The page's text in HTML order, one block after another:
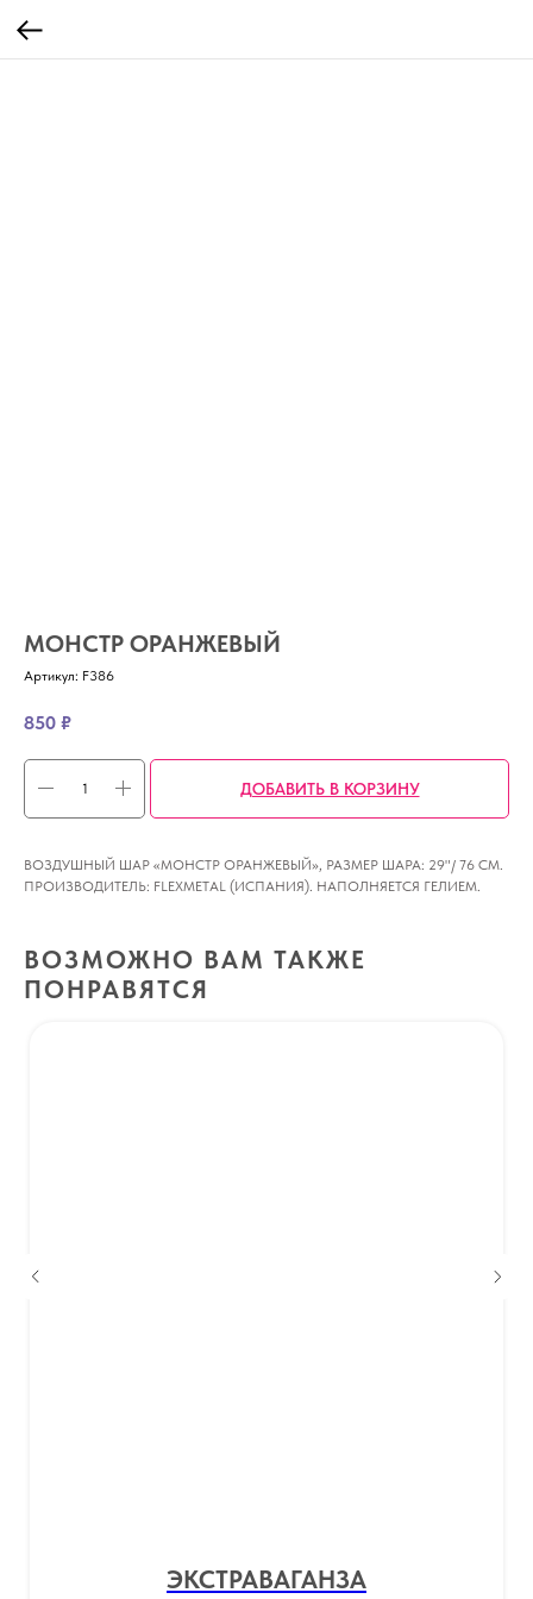
МОНСТР ОРАНЖЕВЫЙ
Артикул: F386
850 ₽
ДОБАВИТЬ В КОРЗИНУ
ВОЗДУШНЫЙ ШАР «МОНСТР ОРАНЖЕВЫЙ», РАЗМЕР ШАРА: 29"/ 76 СМ.
ПРОИЗВОДИТЕЛЬ: FLEXMETAL (ИСПАНИЯ). НАПОЛНЯЕТСЯ ГЕЛИЕМ.
ВОЗМОЖНО ВАМ ТАКЖЕ
ПОНРАВЯТСЯ
ЭКСТРАВАГАНЗА